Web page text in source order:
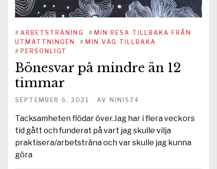
# ARBETSTRÄNING # MIN RESA TILLBAKA FRÅN
UTMATTNINGEN
# MIN VÄG TILLBAKA
# PERSONLIGT
Bönesvar på mindre än 12
timmar
SEPTEMBER 6, 2021 AV NINIS74
Tacksamheten flödar över.Jag har i flera veckors
tid gått och funderat på vart jag skulle vilja
praktisera/arbetsträna och var skulle jag kunna
göra